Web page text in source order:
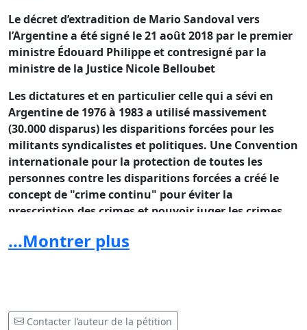
Le décret d’extradition de Mario Sandoval vers
l’Argentine a été signé le 21 août 2018 par le premier
ministre Édouard Philippe et contresigné par la
ministre de la Justice Nicole Belloubet
Les dictatures et en particulier celle qui a sévi en
Argentine de 1976 à 1983 a utilisé massivement
(30.000 disparus) les disparitions forcées pour les
militants syndicalistes et politiques. Une Convention
internationale pour la protection de toutes les
personnes contre les disparitions forcées a créé le
concept de "crime continu" pour éviter la
prescription des crimes et pouvoir juger les crimes
Constitutionnel de reconnaître les "crimes continus"
Suite au recours de Mario Sandoval, LA CHAMBRE
...Montrer plus
Contacter l’auteur de la pétition